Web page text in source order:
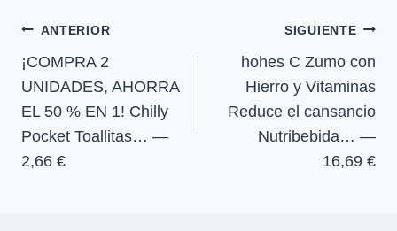
n
n
Navegación
de
entradas
ANTERIOR
¡COMPRA 2
UNIDADES, AHORRA
EL 50 % EN 1! Chilly
Pocket Toallitas… —
2,66 €
SIGUIENTE
hohes C Zumo con
Hierro y Vitaminas
Reduce el cansancio
Nutribebida… —
16,69 €